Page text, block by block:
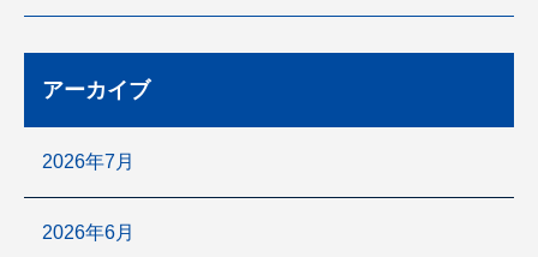
アーカイブ
2026年7月
2026年6月